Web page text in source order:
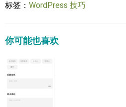
标签： WordPress 技巧
你可能也喜欢